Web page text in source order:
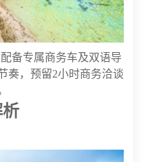
备专属商务车及双语导
奏，预留2小时商务洽谈